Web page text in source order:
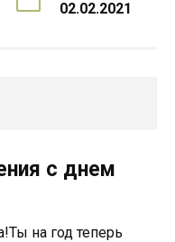
02.02.2021
с днем
на год теперь